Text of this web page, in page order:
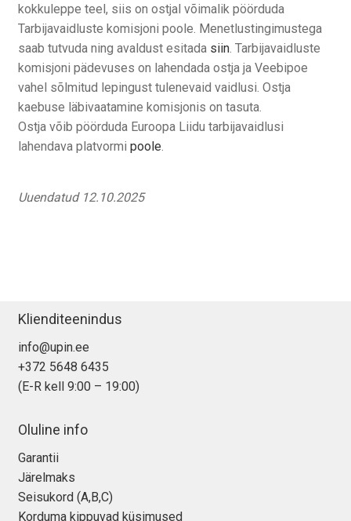
kokkuleppe teel, siis on ostjal võimalik pöörduda
Tarbijavaidluste komisjoni poole. Menetlustingimustega
saab tutvuda ning avaldust esitada siin. Tarbijavaidluste
komisjoni pädevuses on lahendada ostja ja Veebipoe
vahel sõlmitud lepingust tulenevaid vaidlusi. Ostja
kaebuse läbivaatamine komisjonis on tasuta.
Ostja võib pöörduda Euroopa Liidu tarbijavaidlusi
lahendava platvormi poole.
Uuendatud 12.10.2025
Klienditeenindus
info@upin.ee
+372 5648 6435
(E-R kell 9:00 – 19:00)
Oluline info
Garantii
Järelmaks
Seisukord (A,B,C)
Korduma kippuvad küsimused